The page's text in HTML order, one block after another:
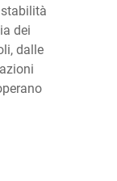
dei
dalle